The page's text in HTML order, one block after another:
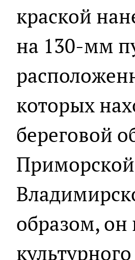
краской
на 130-мм
которых
береговой
образом, он